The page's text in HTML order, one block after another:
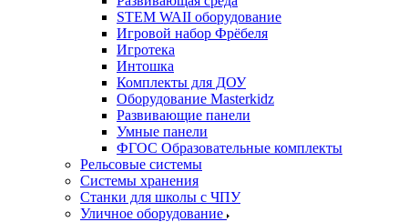
STEM WAII оборудование
Игровой набор Фрёбеля
Игротека
Интошка
Комплекты для ДОУ
Оборудование Masterkidz
Развивающие панели
Умные панели
ФГОС Образовательные комплекты
Рельсовые системы
Системы хранения
Станки для школы с ЧПУ
Уличное оборудование